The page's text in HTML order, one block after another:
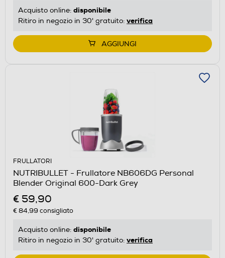
Acquisto online: disponibile
Ritiro in negozio in 30' gratuito: verifica
AGGIUNGI
FRULLATORI
NUTRIBULLET - Frullatore NB606DG Personal
Blender Original 600-Dark Grey
€ 59,90
€ 84,99 consigliato
Acquisto online: disponibile
Ritiro in negozio in 30' gratuito: verifica